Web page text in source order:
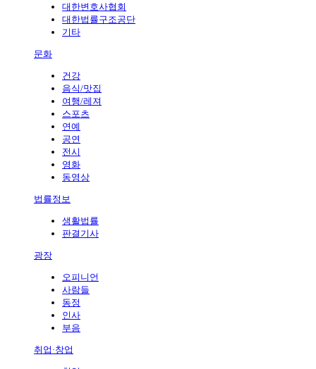
대한변호사협회
대한법률구조공단
기타
문화
건강
음식/맛집
여행/레져
스포츠
연예
공연
전시
영화
동영상
법률정보
생활법률
판결기사
광장
오피니언
사람들
동정
인사
부음
취업·창업